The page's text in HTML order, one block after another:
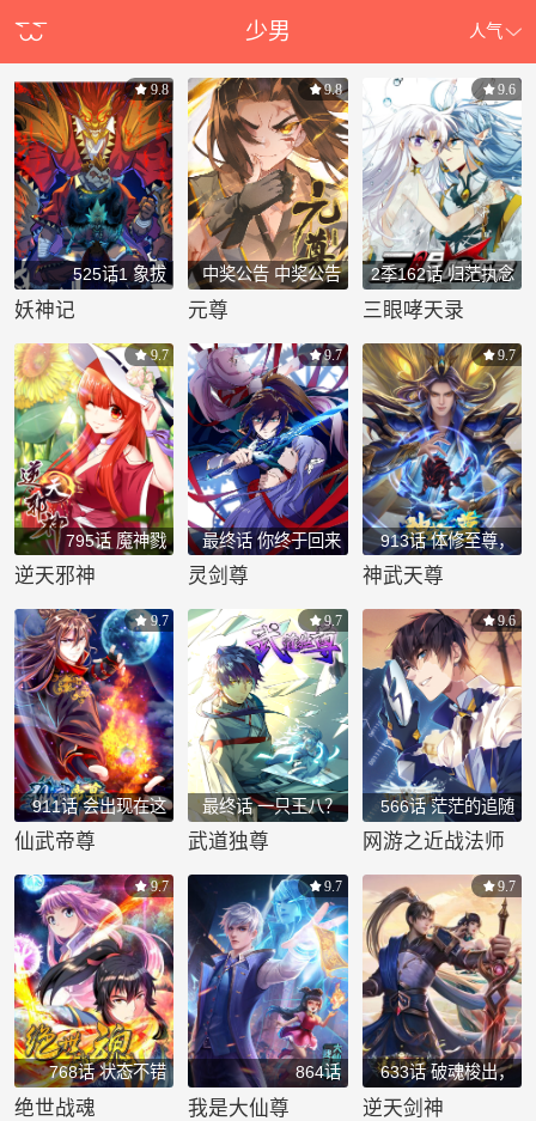
少男 人气
525话1 象拔
9.8
妖神记
中奖公告 中奖公告
9.8
元尊
2季162话 归茫执念
9.6
三眼哮天录
795话 魔神戮
9.7
逆天邪神
最终话 你终于回来
9.7
灵剑尊
913话 体修至尊，
你且如何？
9.7
神武天尊
911话 会出现在这
9.7
仙武帝尊
最终话 一只王八？
9.7
武道独尊
566话 茫茫的追随
者
9.6
网游之近战法师
768话 状态不错
9.7
绝世战魂
864话
9.7
我是大仙尊
633话 破魂梭出，
9.7
逆天剑神